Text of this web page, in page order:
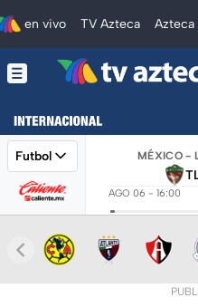
en vivo TV Azteca Azteca
Futbol MÉXICO -
AGO 06 - 16:00